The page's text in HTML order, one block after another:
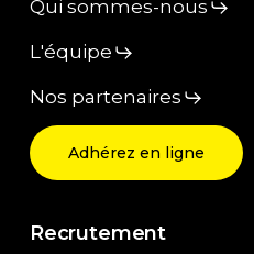
Qui sommes-nous
L'équipe
Nos partenaires
Adhérez en ligne
Recrutement